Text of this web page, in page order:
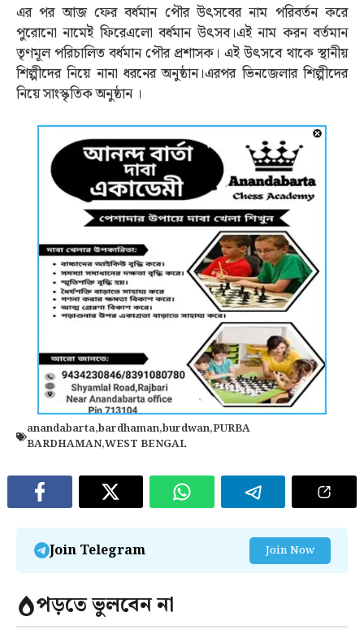
এর পর আজ ফের বর্ধমান পৌর উৎসবের নাম পরিবর্তন করে
পুরোনো নামেই ফিরেএলো বর্ধমান উৎসব।এই নাম করন বর্তমান
তৃণমূল পরিচালিত বর্ধমান পৌর প্রশাসক। এই উৎসবে থাকে স্থানীয়
শিল্পীদের নিয়ে নানা ধরনের অনুষ্ঠান।এরপর ভিনজেলার শিল্পীদের
নিয়ে সাংস্কৃতিক অনুষ্ঠান ।
anandabarta,bardhaman,burdwan,PURBA
BARDHAMAN,WEST BENGAL
Join Telegram Join Now
পড়তে ভুলবেন না